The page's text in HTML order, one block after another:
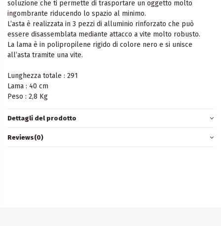
soluzione che ti permette di trasportare un oggetto molto
ingombrante riducendo lo spazio al minimo.
L’asta è realizzata in 3 pezzi di alluminio rinforzato che può
essere disassemblata mediante attacco a vite molto robusto.
La lama è in polipropilene rigido di colore nero e si unisce
all’asta tramite una vite.
Lunghezza totale : 291
Lama : 40 cm
Peso : 2,8 Kg
Dettagli del prodotto
Reviews(0)